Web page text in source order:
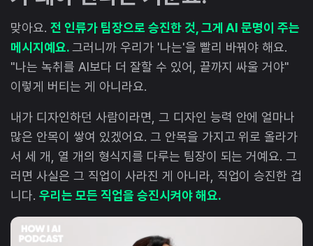
맞아요. 전 인류가 팀장으로 승진한 것, 그게 AI 문명이 주는
메시지예요.그러니까 우리가 '나는'을 빨리 바꿔야 해요.
"나는 녹취를 AI보다 더 잘할 수 있어, 끝까지 싸울 거야"
이렇게 버티는 게 아니라요.
내가 디자인하던 사람이라면, 그 디자인 능력 안에 얼마나
많은 안목이 쌓여 있겠어요. 그 안목을 가지고 위로 올라가
서 세 개, 열 개의 형식지를 다루는 팀장이 되는 거예요. 그
러면 사실은 그 직업이 사라진 게 아니라, 직업이 승진한 겁
니다. 우리는 모든 직업을 승진시켜야 해요.